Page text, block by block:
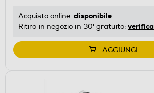
Acquisto online: disponibile
Ritiro in negozio in 30' gratuito: verifica
AGGIUNGI